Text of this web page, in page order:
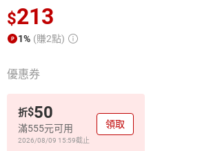
$213
1% (賺2點)
優惠券
折$50
滿555元可用
2026/08/09 15:59截止
領取